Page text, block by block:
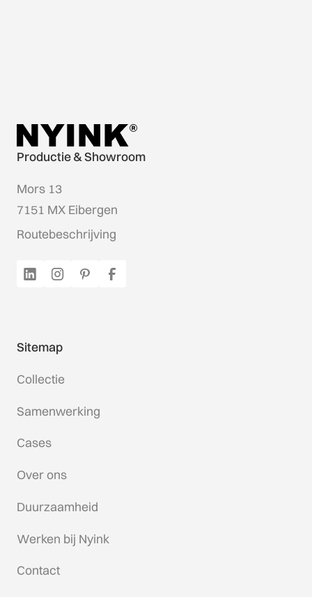
Productie & Showroom
Mors 13
7151 MX Eibergen
Routebeschrijving
Sitemap
Collectie
Samenwerking
Cases
Over ons
Duurzaamheid
Werken bij Nyink
Contact